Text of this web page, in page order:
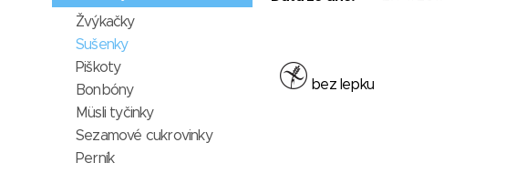
bez lepku
Žvýkačky
Sušenky
Piškoty
Bonbóny
Müsli tyčinky
Sezamové cukrovinky
Perník